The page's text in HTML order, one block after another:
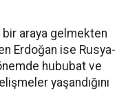
araya gelmekten
Erdoğan ise Rusya-
hububat ve
yaşandığını